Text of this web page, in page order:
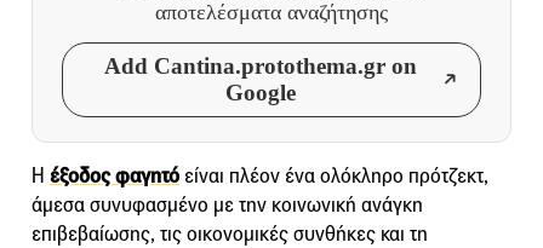
αποτελέσματα αναζήτησης
Add Cantina.protothema.gr on
Google
Η έξοδος φαγητό είναι πλέον ένα ολόκληρο πρότζεκτ,
άμεσα συνυφασμένο με την κοινωνική ανάγκη
επιβεβαίωσης, τις οικονομικές συνθήκες και τη